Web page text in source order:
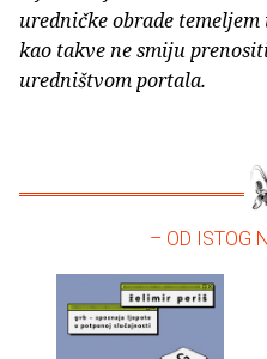
uredničke obrade
kao takve ne smiju
uredništvom portala.
– OD ISTOG